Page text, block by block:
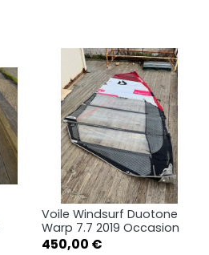
Voile Windsurf Duotone
Warp 7.7 2019 Occasion
Prix
450,00 €